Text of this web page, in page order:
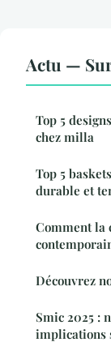
Actu —
Top 5
chez milla
Top 5
durable et
Comment
Découvrez
Smic 2025 :
implications